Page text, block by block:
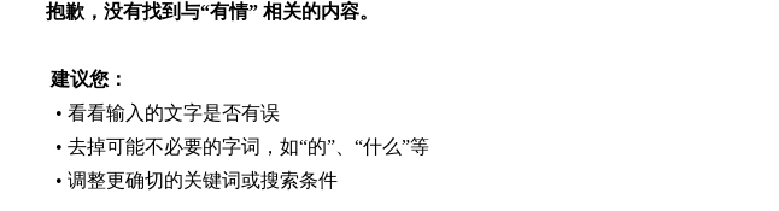
抱歉，没有找到与“有情” 相关的内容。
建议您：
• 看看输入的文字是否有误
• 去掉可能不必要的字词，如“的”、“什么”等
• 调整更确切的关键词或搜索条件